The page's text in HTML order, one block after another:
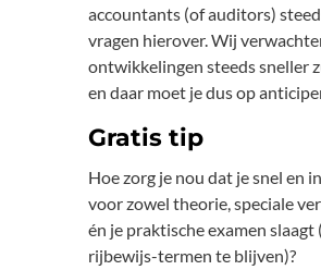
accountants (of auditors)
vragen hierover. Wij
ontwikkelingen steeds sneller
en daar moet je dus op
Gratis tip
Hoe zorg je nou dat je snel en
voor zowel theorie, speciale
én je praktische examen slaagt
rijbewijs-termen te blijven)?